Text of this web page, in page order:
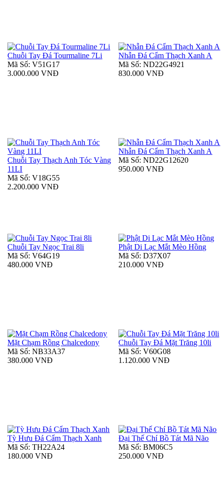
Chuỗi Tay Đá Tourmaline 7Li
Mã Số: V51G17
3.000.000 VNĐ
Nhẫn Đá Cẩm Thạch Xanh A
Mã Số: ND22G4921
830.000 VNĐ
Chuỗi Tay Thạch Anh Tóc Vàng
11LI
Mã Số: V18G55
2.200.000 VNĐ
Nhẫn Đá Cẩm Thạch Xanh A
Mã Số: ND22G12620
950.000 VNĐ
Chuỗi Tay Ngọc Trai 8li
Mã Số: V64G19
480.000 VNĐ
Phật Di Lạc Mắt Mèo Hồng
Mã Số: D37X07
210.000 VNĐ
Mặt Chạm Rồng Chalcedony
Mã Số: NB33A37
380.000 VNĐ
Chuỗi Tay Đá Mặt Trăng 10li
Mã Số: V60G08
1.120.000 VNĐ
Tỳ Hưu Đá Cẩm Thạch Xanh
Mã Số: TH22A24
180.000 VNĐ
Đại Thế Chí Bồ Tát Mã Não
Mã Số: BM06C5
250.000 VNĐ